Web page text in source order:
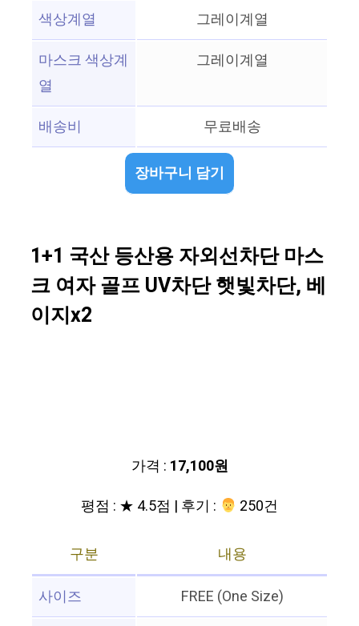
색상계열
그레이계열
마스크 색상계
열
그레이계열
배송비 무료배송
장바구니 담기
1+1 국산 등산용 자외선차단 마스
크 여자 골프 UV차단 햇빛차단, 베
이지x2
가격 : 17,100원
평점 : ★ 4.5점 | 후기 :
‍‍ 250건
구분
내용
사이즈
FREE (One Size)